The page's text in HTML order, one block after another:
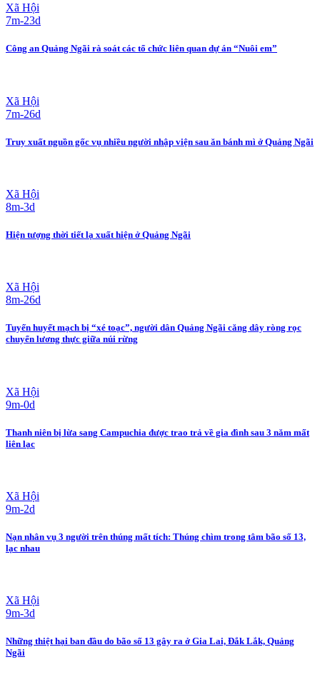
Xã Hội
7m-23d
Công an Quảng Ngãi rà soát các tổ chức liên quan dự án “Nuôi em”
Xã Hội
7m-26d
Truy xuất nguồn gốc vụ nhiều người nhập viện sau ăn bánh mì ở Quảng Ngãi
Xã Hội
8m-3d
Hiện tượng thời tiết lạ xuất hiện ở Quảng Ngãi
Xã Hội
8m-26d
Tuyến huyết mạch bị “xé toạc”, người dân Quảng Ngãi căng dây ròng rọc
chuyển lương thực giữa núi rừng
Xã Hội
9m-0d
Thanh niên bị lừa sang Campuchia được trao trả về gia đình sau 3 năm mất
liên lạc
Xã Hội
9m-2d
Nạn nhân vụ 3 người trên thúng mất tích: Thúng chìm trong tâm bão số 13,
lạc nhau
Xã Hội
9m-3d
Những thiệt hại ban đầu do bão số 13 gây ra ở Gia Lai, Đắk Lắk, Quảng
Ngãi